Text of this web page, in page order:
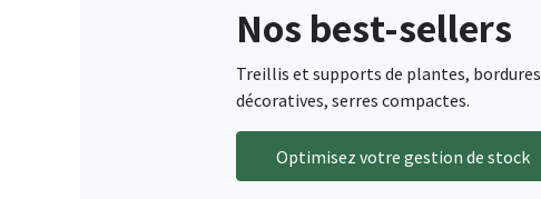
Nos best-sellers
Treillis et supports de plantes, bordures
décoratives, serres compactes.
Optimisez votre gestion de stock